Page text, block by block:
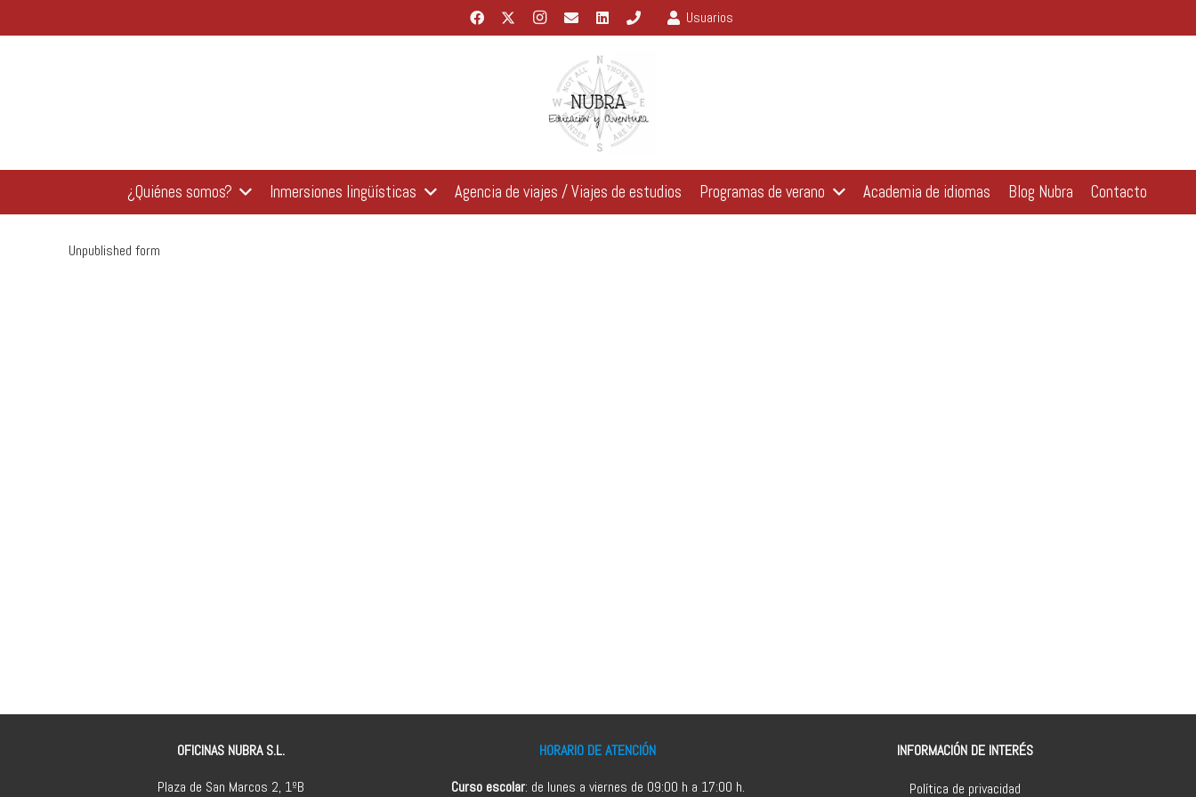
Usuarios
¿Quiénes somos? Inmersiones lingüísticas Agencia de viajes / Viajes de estudios Programas de verano Academia de idiomas Blog Nubra Contacto
Unpublished form
OFICINAS NUBRA S.L.
Plaza de San Marcos 2, 1ºB
HORARIO DE ATENCIÓN
Curso escolar: de lunes a viernes de 09:00 h a 17:00 h.
INFORMACIÓN DE INTERÉS
Política de privacidad